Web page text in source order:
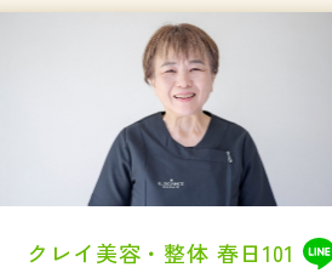
クレイ美容・整体 春日101